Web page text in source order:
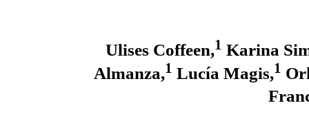
Ulises Coffeen,1 Karina
Almanza,1 Lucía Magis,1